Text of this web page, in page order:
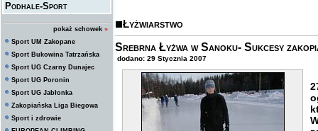
Podhale-Sport
pokaż schowek »
Sport UM Zakopane
Sport Bukowina Tatrzańska
Sport UG Czarny Dunajec
Sport UG Poronin
Sport UG Jabłonka
Zakopiańska Liga Biegowa
Sport i zdrowie
Łyżwiarstwo
Srebrna Łyżwa w Sanoku- Sukcesy
dodano: 29 Stycznia 2007